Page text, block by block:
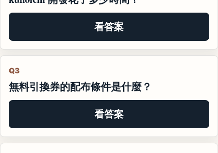
看答案
Q3
無料引換券的配布條件是什麼？
看答案